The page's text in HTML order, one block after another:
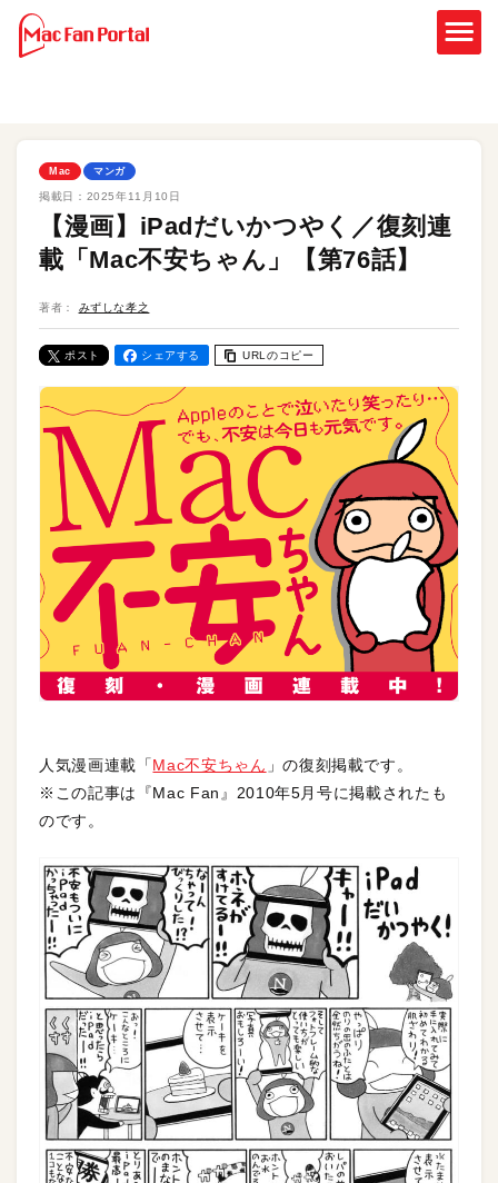
Mac マンガ
掲載日： 2025年11月10日
【漫画】iPadだいかつやく／復刻連
載「Mac不安ちゃん」【第76話】
著者： みずしな孝之
ポスト シェアする URLのコピー
人気漫画連載「Mac不安ちゃん 」の復刻掲載です。
※この記事は『Mac Fan』2010年5月号に掲載されたも
のです。